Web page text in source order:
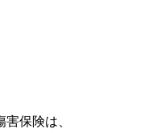
保険は、